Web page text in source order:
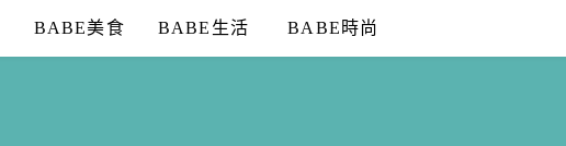
BABE美食 BABE生活 BABE時尚